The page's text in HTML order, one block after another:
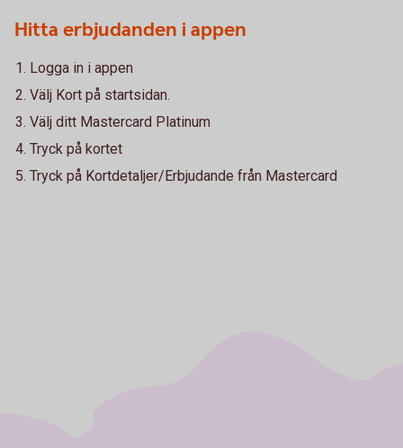
Hitta erbjudanden i appen
Logga in i appen
Välj Kort på startsidan.
Välj ditt Mastercard Platinum
Tryck på kortet
Tryck på Kortdetaljer/Erbjudande från Mastercard